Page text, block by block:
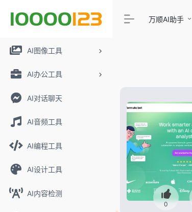
AI图像工具
AI办公工具
AI对话聊天
AI音频工具
AI编程工具
AI设计工具
AI内容检测
万顺AI助手
0